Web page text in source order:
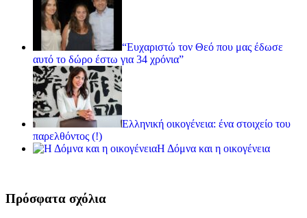
“Ευχαριστώ τον Θεό που μας έδωσε
αυτό το δώρο έστω για 34 χρόνια”
Ελληνική οικογένεια: ένα στοιχείο του
παρελθόντος (!)
Η Δόμνα και η οικογένεια
Πρόσφατα σχόλια